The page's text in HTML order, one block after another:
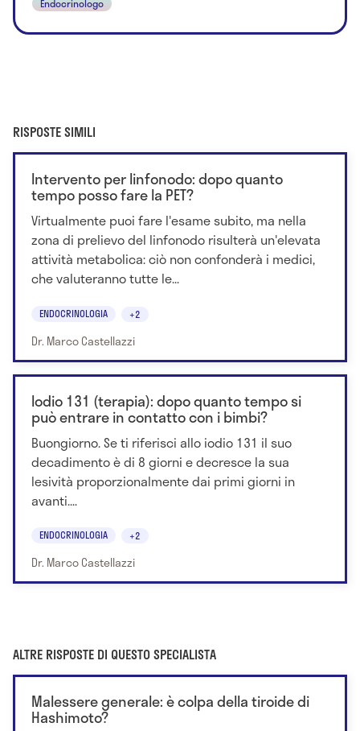
Endocrinologo
RISPOSTE SIMILI
Intervento per linfonodo: dopo quanto
tempo posso fare la PET?
Virtualmente puoi fare l'esame subito, ma nella
zona di prelievo del linfonodo risulterà un'elevata
attività metabolica: ciò non confonderà i medici,
che valuteranno tutte le...
ENDOCRINOLOGIA +2
Dr. Marco Castellazzi
Iodio 131 (terapia): dopo quanto tempo si
può entrare in contatto con i bimbi?
Buongiorno. Se ti riferisci allo iodio 131 il suo
decadimento è di 8 giorni e decresce la sua
lesività proporzionalmente dai primi giorni in
avanti....
ENDOCRINOLOGIA +2
Dr. Marco Castellazzi
ALTRE RISPOSTE DI QUESTO SPECIALISTA
Malessere generale: è colpa della tiroide di
Hashimoto?